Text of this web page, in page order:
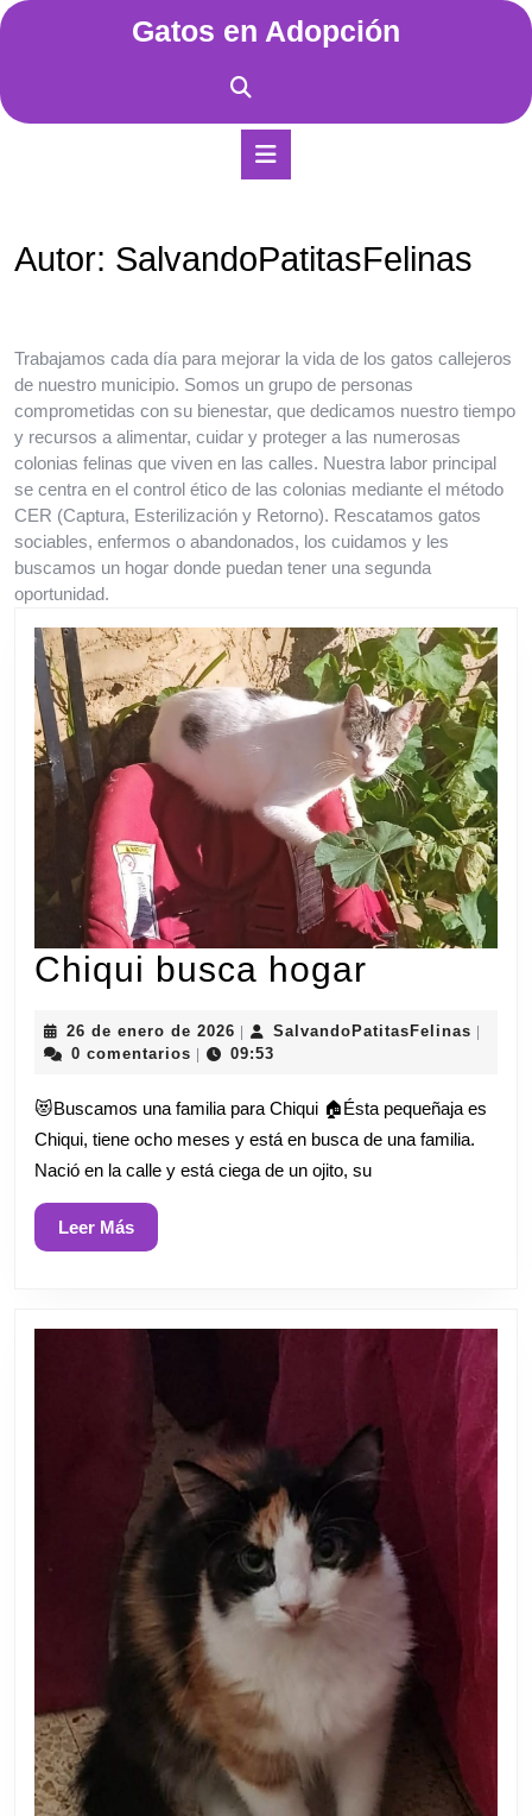
Saltar
Gatos en Adopción
Autor: SalvandoPatitasFelinas
Trabajamos cada día para mejorar la vida de los gatos callejeros
de nuestro municipio. Somos un grupo de personas
comprometidas con su bienestar, que dedicamos nuestro tiempo
y recursos a alimentar, cuidar y proteger a las numerosas
colonias felinas que viven en las calles. Nuestra labor principal
se centra en el control ético de las colonias mediante el método
CER (Captura, Esterilización y Retorno). Rescatamos gatos
sociables, enfermos o abandonados, los cuidamos y les
buscamos un hogar donde puedan tener una segunda
oportunidad.
Chiqui busca hogar
26 de enero de 2026 26
de
2026
| SalvandoPatitasFelinas |
0 comentarios | 09:53
😻Buscamos una familia para Chiqui 🏠Ésta pequeñaja es
Chiqui, tiene ocho meses y está en busca de una familia.
Nació en la calle y está ciega de un ojito, su
Leer MásLeer
Más